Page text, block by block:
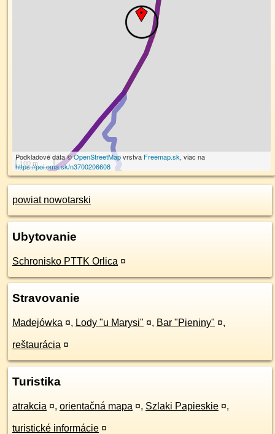
100 m
Podkladové dáta ©OpenStreetMapvrstva Freemap.sk, viac na
https://poi.oma.sk/n3700206608
powiat nowotarski
Ubytovanie
Schronisko PTTK Orlica ¤
Stravovanie
Madejówka ¤, Lody "u Marysi" ¤, Bar "Pieniny" ¤,
reštaurácia ¤
Turistika
atrakcia ¤, orientačná mapa ¤, Szlaki Papieskie ¤,
turistické informácie ¤